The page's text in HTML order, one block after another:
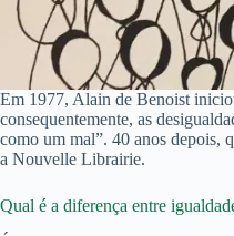
Em 1977, Alain de Benoist
consequentemente, as
como um mal”. 40 anos depois,
a Nouvelle Librairie.
Qual é a diferença entre